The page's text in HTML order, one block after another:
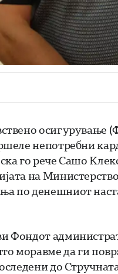
осигурување
непотребни
го рече Сашо
на
по денешниот
Фондот
моравме да ги
до